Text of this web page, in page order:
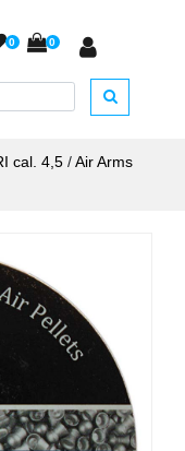
0 0
cal. 4,5 /Air Arms